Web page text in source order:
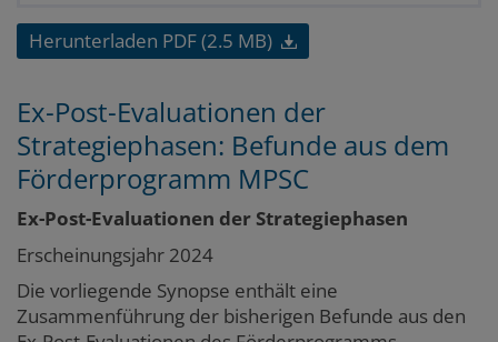
Herunterladen PDF (2.5 MB)
Ex-Post-Evaluationen der
Strategiephasen: Befunde aus dem
Förderprogramm MPSC
Ex-Post-Evaluationen der Strategiephasen
Erscheinungsjahr 2024
Die vorliegende Synopse enthält eine
Zusammenführung der bisherigen Befunde aus den